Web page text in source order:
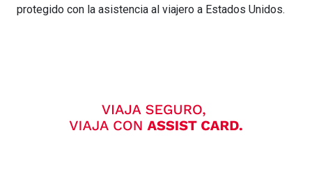
protegido con la asistencia al viajero a Estados Unidos.